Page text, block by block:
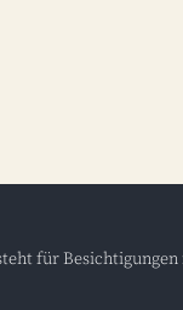
für